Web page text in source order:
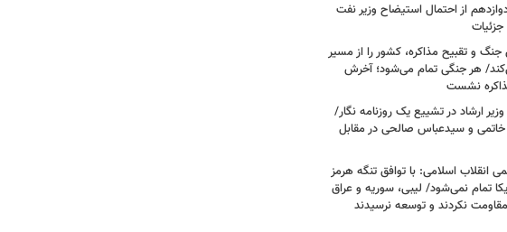
از احتمال استیضاح وزیر نفت
و تقبیح مذاکره، کشور را از مسیر
هر جنگی تمام می‌شود؛ آخرش
نشست
ارشاد در تشییع یک روزنامه نگار/
و سیدعباس صالحی در مقابل
انقلاب اسلامی: با توافق تنگه هرمز
تمام نمی‌شود/ لیبی، سوریه و عراق
مقاومت نکردند و توسعه نرسیدند